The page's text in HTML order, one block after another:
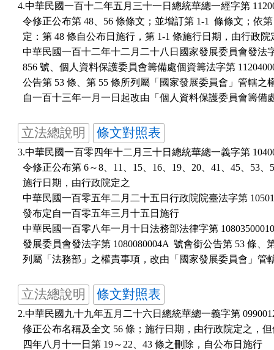
4.中華民國一百十二年五月三十一日總統華總一經字第
令修正公布第 48、56 條條文；並增訂第 1-1  條條文；依第
定：第 48 條自公布日施行，第 1-1 條施行日期，由行政院
中華民國一百十二年十二月二十八日國家發展委員會發法
856 號、個人資料保護委員會籌備處個資籌法字第
公告第 53 條、第 55 條所列屬「國家發展委員會」管轄之
立法總說明 條文對照表
3.中華民國一百零四年十二月三十日總統華總一義字第
令修正公布第 6～8、11、15、16、19、20、41、45、53、
  施行日期，由行政院定之
中華民國一百零五年二月二十五日行政院院臺法字第
  發布定自一百零五年三月十五日施行
中華民國一百零八年一月十日法務部法律字第
發展委員會發法字第 1080080004A  號會銜公告第 53 條、
立法總說明 條文對照表
2.中華民國九十九年五月二十六日總統華總一義字第
修正公布名稱及全文 56 條；施行日期，由行政院定之，
  四年八月十一日第 19～22、43 條之刪除，自公布日施行